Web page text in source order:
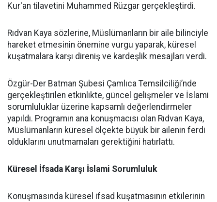
Kur'an tilavetini Muhammed Rüzgar gerçekleştirdi.
Rıdvan Kaya sözlerine, Müslümanların bir aile bilinciyle
hareket etmesinin önemine vurgu yaparak, küresel
kuşatmalara karşı direniş ve kardeşlik mesajları verdi.
Özgür-Der Batman Şubesi Çamlıca Temsilciliği’nde
gerçekleştirilen etkinlikte, güncel gelişmeler ve İslami
sorumluluklar üzerine kapsamlı değerlendirmeler
yapıldı. Programın ana konuşmacısı olan Rıdvan Kaya,
Müslümanların küresel ölçekte büyük bir ailenin ferdi
olduklarını unutmamaları gerektiğini hatırlattı.
Küresel İfsada Karşı İslami Sorumluluk
Konuşmasında küresel ifsad kuşatmasının etkilerinin